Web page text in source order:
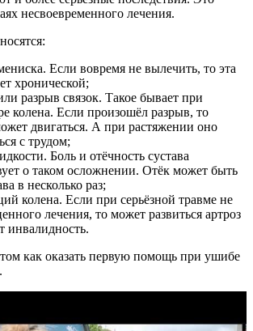
несвоевременного лечения.
Если вовремя не вылечить, то эта
хронической;
разрыв связок. Такое бывает при
колена. Если произошёл разрыв, то
двигаться. А при растяжении оно
с трудом;
Боль и отёчность сустава
о таком осложнении. Отёк может быть
в несколько раз;
колена. Если при серьёзной травме не
лечения, то может развиться артроз
инвалидность.
как оказать первую помощь при ушибе